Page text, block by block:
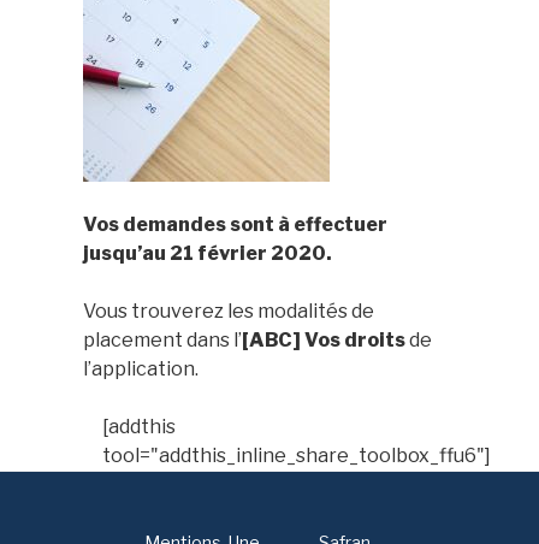
Vos demandes sont à effectuer
jusqu’au 21 février 2020.
Vous trouverez les modalités de
placement dans l’[ABC] Vos droitsde
l’application.
[addthis
tool="addthis_inline_share_toolbox_ffu6"]